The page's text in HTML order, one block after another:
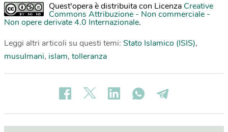
Quest'opera è distribuita con Licenza Creative
Commons Attribuzione - Non commerciale -
Non opere derivate 4.0 Internazionale.
Leggi altri articoli su questi temi: Stato Islamico (ISIS),
musulmani, islam, tolleranza